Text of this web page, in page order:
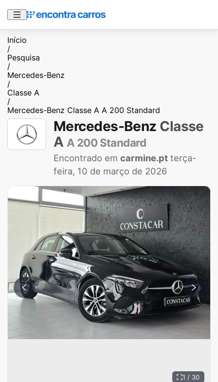
Início
/
Pesquisa
/
Mercedes-Benz
/
Classe A
/
Mercedes-Benz Classe A A 200 Standard
Mercedes-Benz Classe
A A 200 Standard
Encontrado em carmine.pt terça-
feira, 10 de março de 2026
1 / 30